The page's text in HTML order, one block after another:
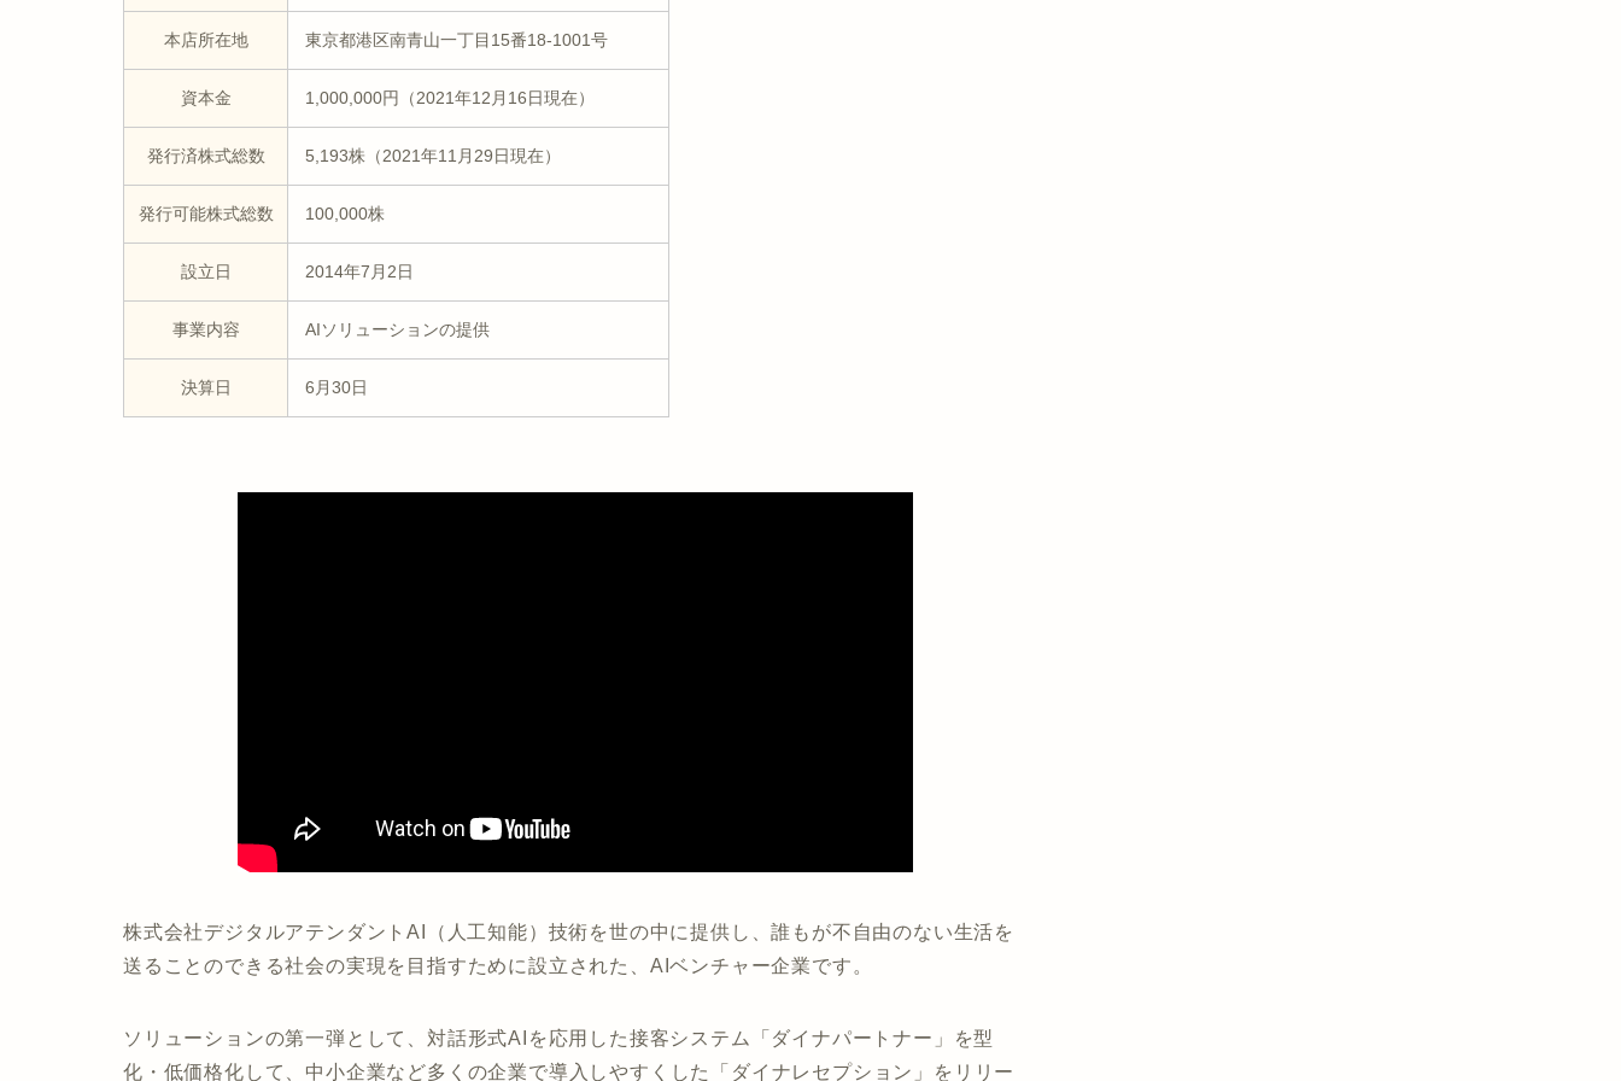
本店所在地 東京都港区南青山一丁目15番18-1001号
資本金 1,000,000円（2021年12月16日現在）
発行済株式総数 5,193株（2021年11月29日現在）
発行可能株式総数 100,000株
設立日 2014年7月2日
事業内容 AIソリューションの提供
決算日 6月30日
株式会社デジタルアテンダントAI（人工知能）技術を世の中に提供し、誰もが不自由のない生活を
送ることのできる社会の実現を目指すために設立された、AIベンチャー企業です。
ソリューションの第一弾として、対話形式AIを応用した接客システム「ダイナパートナー」を型
化・低価格化して、中小企業など多くの企業で導入しやすくした「ダイナレセプション」をリリー